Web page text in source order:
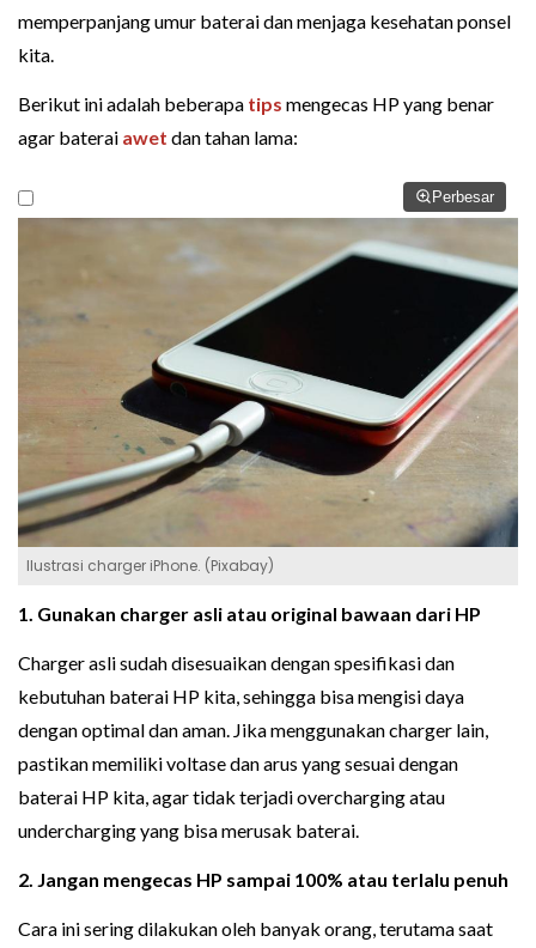
memperpanjang umur baterai dan menjaga kesehatan ponsel
kita.
Berikut ini adalah beberapa tips mengecas HP yang benar
agar baterai awet dan tahan lama:
Perbesar
Ilustrasi charger iPhone. (Pixabay)
1. Gunakan charger asli atau original bawaan dari HP
Charger asli sudah disesuaikan dengan spesifikasi dan
kebutuhan baterai HP kita, sehingga bisa mengisi daya
dengan optimal dan aman. Jika menggunakan charger lain,
pastikan memiliki voltase dan arus yang sesuai dengan
baterai HP kita, agar tidak terjadi overcharging atau
undercharging yang bisa merusak baterai.
2. Jangan mengecas HP sampai 100% atau terlalu penuh
Cara ini sering dilakukan oleh banyak orang, terutama saat